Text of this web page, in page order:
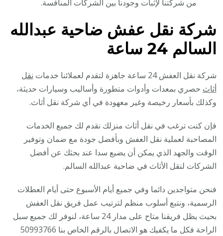
من شركتنا لإثبات وجودنا بين الشركات المنافسة.
شركة نقل عفش ضاحية عبدالله
السالم 24 ساعة
شركة نقل العفش 24 ساعة جاهزة لتقدم لعملائنا خدمات
نقل
أثاث حصري بمعدات وأدوات متطورة وأساليب وسيارات حديثة،
وكذلك بأسعار رخيصة وغير معهودة في أي شركة نقل أثاث.
فإن كنت ترغب في نقل أثاث منزلك نقدم لك جميع الخدمات
المصاحبة لعملية نقل العفش وبأفضل جودة مع ضمان وتوفير
الوقت والجهد الذي يمكن أن يضيع سدا عند بحثك عن أفضل
الشركات لنقل الأثاث في ضاحية عبدالله السالم.
فنحن متواجدين دائما وفي جميع أيام الأسبوع حتى أيام العطلات
الرسمية، ونتبع أسلوب منظم لترتيب عمل فريق نقل العفش
بحيث يظل فريقنا متاح على مدار 24 ساعة، لنوفر لك جميع سبل
الراحة فكل ما يكفيك هو الاتصال بالرقم الخاص بنا 50993766